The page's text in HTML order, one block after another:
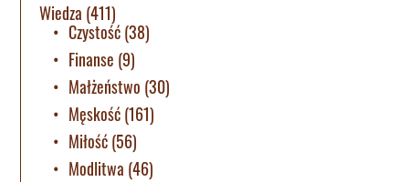
Wiedza (411)
Czystość(38)
Finanse (9)
Małżeństwo (30)
Męskość(161)
Miłość(56)
Modlitwa (46)